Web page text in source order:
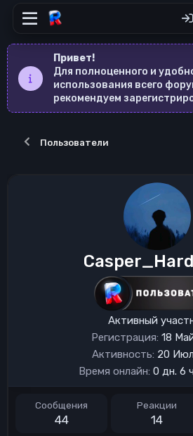
Привет!
Для полноценного и
использования всего
рекомендуем
Пользователи
Активный
Регистрация 18
Активность 20
Время онлайн 0 дн. 6
Сообщения
44
Реакции
14